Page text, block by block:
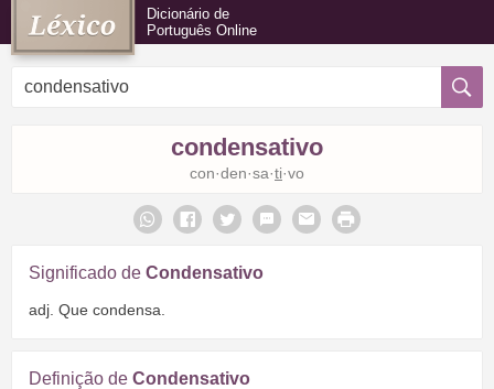
Dicionário de
Português Online
condensativo
con·den·sa·ti·vo
Significado de Condensativo
adj. Que condensa.
Definição de Condensativo